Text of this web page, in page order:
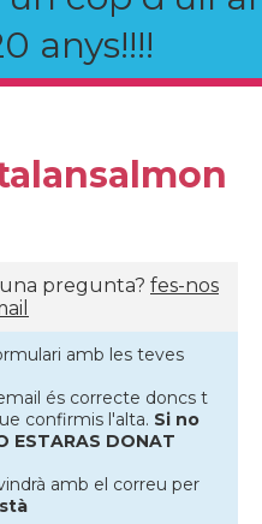
anys!!!!
pregunta? fes-nos
amb les teves
és correcte doncs t
confirmis l'alta. Si no
ESTARAS DONAT
amb el correu per